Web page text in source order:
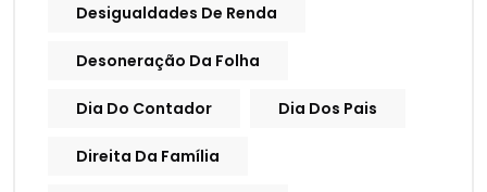
Desigualdades De Renda
Desoneração Da Folha
Dia Do Contador Dia Dos Pais
Direita Da Família